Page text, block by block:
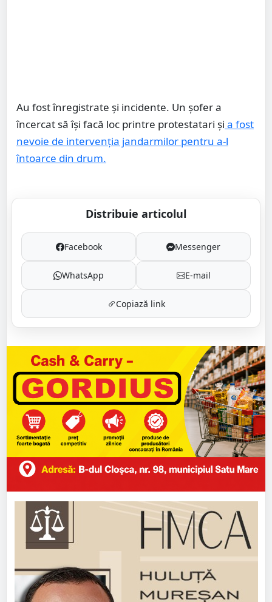
Au fost înregistrate și incidente. Un șofer a
încercat să își facă loc printre protestatari și a fost
nevoie de intervenția jandarmilor pentru a-l
întoarce din drum.
Distribuie articolul
Facebook Messenger
WhatsApp E-mail
Copiază link